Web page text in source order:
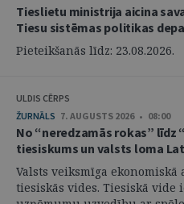
Tieslietu ministrija aicina
Tiesu sistēmas politikas
Pieteikšanās līdz: 23.08.2026.
ULDIS CĒRPS
ŽURNĀLS 7. AUGUSTS 2026 • 08:00
No “neredzamās rokas” līdz
tiesiskums un valsts loma
Valsts veiksmīga
tiesiskās vides. Tiesiskā vide